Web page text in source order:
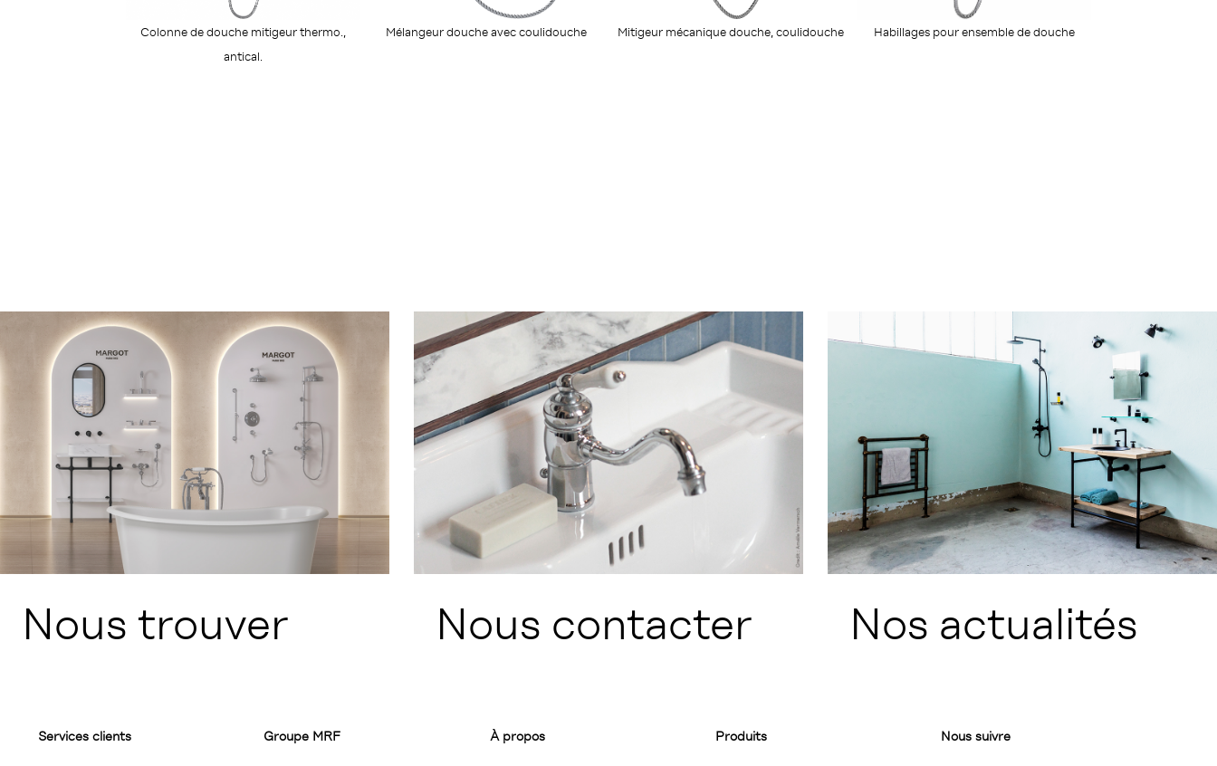
Colonne de douche mitigeur thermo.,
antical.
Mélangeur douche avec coulidouche Mitigeur mécanique douche, coulidouche Habillages pour ensemble de douche
Nous trouver Nous contacter Nos actualités
Services clients Groupe MRF À propos Produits Nous suivre